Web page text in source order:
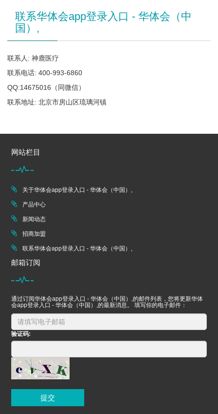
联系华体会app登录入口 - 华体会（中
国）,
联系人: 神鹿医疗
联系电话: 400-993-6860
QQ:14675016（同微信）
联系地址: 北京市房山区琉璃河镇
网站栏目
关于华体会app登录入口 - 华体会（中国）,
产品中心
新闻动态
招商加盟
联系华体会app登录入口 - 华体会（中国）,
邮箱订阅
通过订阅华体会app登录入口 - 华体会（中国）,的邮件列表，您将更新华体
会app登录入口 - 华体会（中国）,的最新消息。 填写你的电子邮件：
验证码:
提交